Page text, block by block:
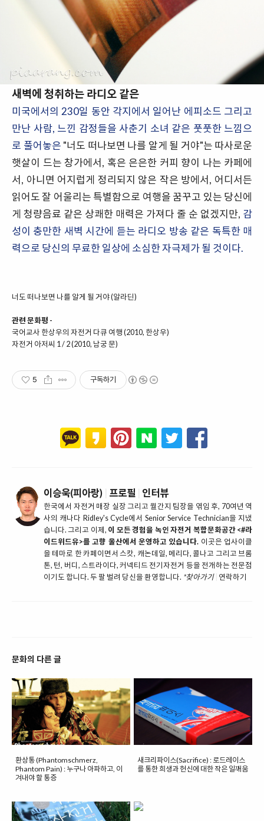
새벽에 청취하는 라디오 같은
미국에서의 230일 동안 각지에서 일어난 에피소드 그리고
만난 사람, 느낀 감정들을 사춘기 소녀 같은 풋풋한 느낌으
로 풀어놓은 "너도 떠나보면 나를 알게 될 거야"는 따사로운
햇살이 드는 창가에서, 혹은 은은한 커피 향이 나는 카페에
서, 아니면 어지럽게 정리되지 않은 작은 방에서, 어디서든
읽어도 잘 어울리는 특별함으로 여행을 꿈꾸고 있는 당신에
게 청량음료 같은 상쾌한 매력은 가져다 줄 순 없겠지만, 감
성이 충만한 새벽 시간에 듣는 라디오 방송 같은 독특한 매
력으로 당신의 무료한 일상에 소심한 자극제가 될 것이다.
너도 떠나보면 나를 알게 될 거야(알라딘)
관련 문화평 -
국어교사 한상우의 자전거 다큐 여행 (2010, 한상우)
자전거 아저씨 1 / 2 (2010, 남궁 문)
5 구독하기
이승욱(피아랑) 프로필 인터뷰
한국에서 자전거 매장 실장 그리고 월간지 팀장을 엮임 후, 70여년 역
사의 캐나다 Ridley's Cycle에서 Senior Service Technician을 지냈
습니다. 그리고 이제, 이 모든 경험을 녹인 자전거 복합문화공간 <#라
이드위드유>를 고향 울산에서 운영하고 있습니다. 이곳은 업사이클
을 테마로 한 카페이면서 스캇, 캐논데일, 메리다, 콜나고 그리고 브롬
톤, 턴, 버디, 스트라이다, 커넥티드 전기자전거 등을 전개하는 전문점
이기도 합니다. 두 팔 벌려 당신을 환영합니다. *찾아가기 연락하기
문화의 다른 글
환상통 (Phantomschmerz,
Phantom Pain) : 누구나 아파하고, 이
겨내야 할 통증
새크리파이스(Sacrifice) : 로드레이스
를 통한 희생과 헌신에 대한 작은 일깨움